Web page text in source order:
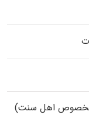
(مخصوص اهل سنت)